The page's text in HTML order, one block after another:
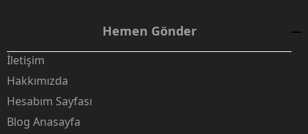
Hemen Gönder
İletişim
Hakkımızda
Hesabım Sayfası
Blog Anasayfa